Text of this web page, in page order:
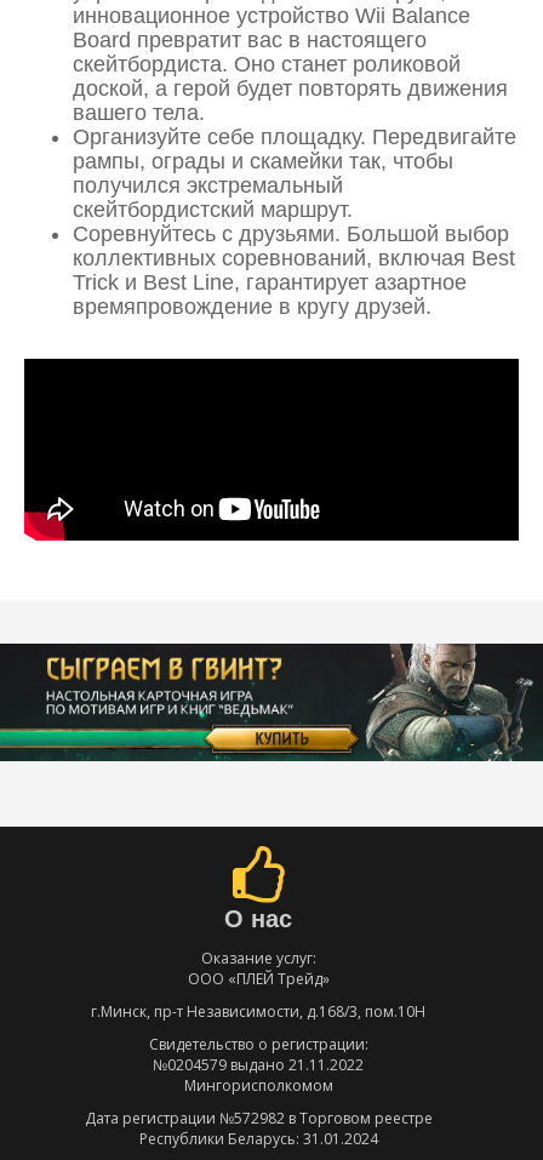
инновационное устройство Wii Balance
Board превратит вас в настоящего
скейтбордиста. Оно станет роликовой
доской, а герой будет повторять движения
вашего тела.
Организуйте себе площадку. Передвигайте
рампы, ограды и скамейки так, чтобы
получился экстремальный
скейтбордистский маршрут.
Соревнуйтесь с друзьями. Большой выбор
коллективных соревнований, включая Best
Trick и Best Line, гарантирует азартное
времяпровождение в кругу друзей.
О нас
Оказание услуг:
ООО «ПЛЕЙ Трейд»
г.Минск, пр-т Независимости, д.168/3, пом.10Н
Свидетельство о регистрации:
№0204579 выдано 21.11.2022
Мингорисполкомом
Дата регистрации №572982 в Торговом реестре
Республики Беларусь: 31.01.2024